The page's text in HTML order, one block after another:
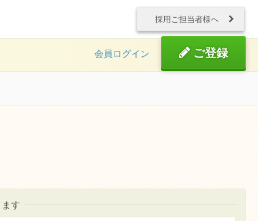
採用ご担当者様へ
会員ログイン ご登録
す